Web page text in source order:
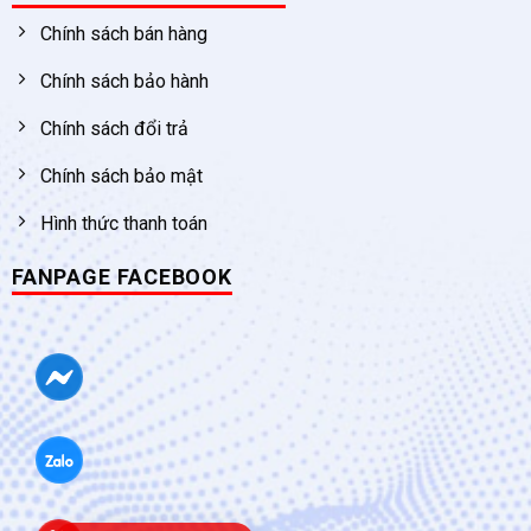
Chính sách bán hàng
Chính sách bảo hành
Chính sách đổi trả
Chính sách bảo mật
Hình thức thanh toán
FANPAGE FACEBOOK